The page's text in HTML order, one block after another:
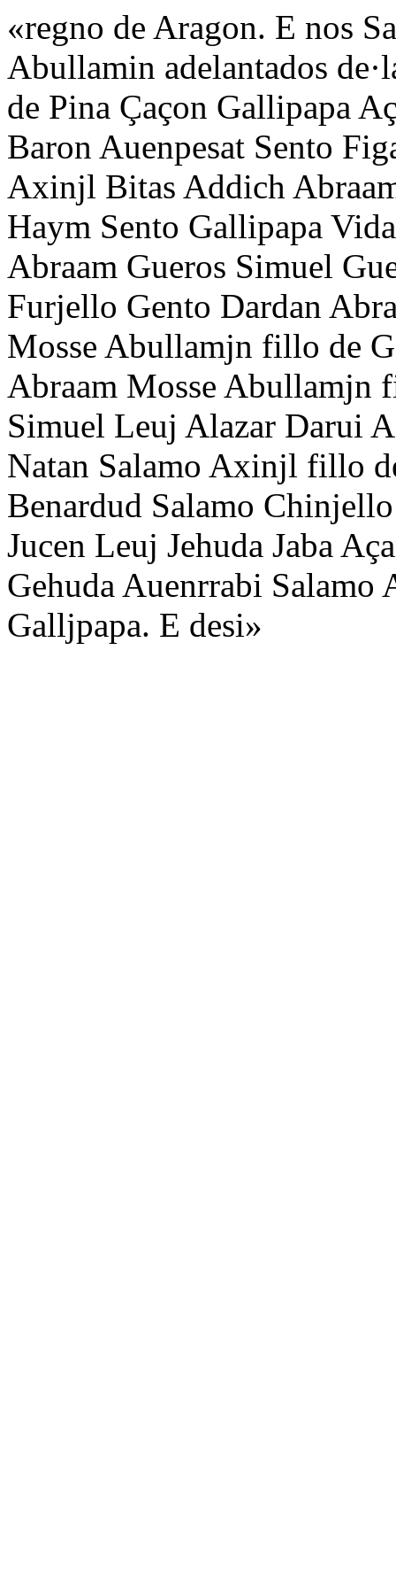
«regno de Aragon. E nos
Abullamin adelantados
de Pina Çaçon Gallipapa
Baron Auenpesat Sento
Axinjl Bitas Addich
Haym Sento Gallipapa
Abraam Gueros Simuel
Furjello Gento Dardan
Mosse Abullamjn fillo de
Abraam Mosse Abullamjn
Simuel Leuj Alazar Darui
Natan Salamo Axinjl fillo
Benardud Salamo
Jucen Leuj Jehuda Jaba
Gehuda Auenrrabi Salamo
Galljpapa. E desi»